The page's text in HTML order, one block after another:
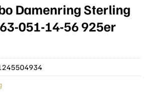
Damenring Sterling
051-14-56 925er